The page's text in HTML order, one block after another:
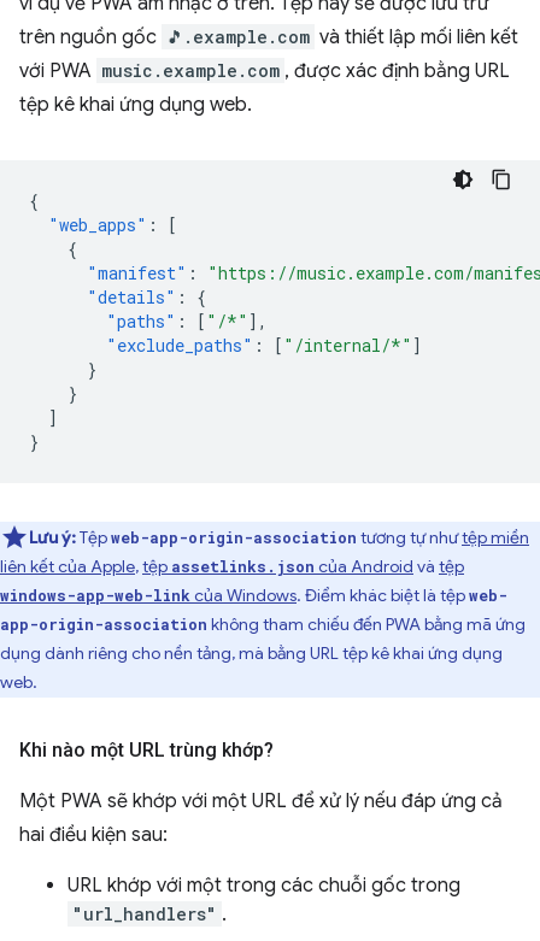
trên nguồn gốc 🎵.example.com và thiết lập mối liên kết
với PWA music.example.com , được xác định bằng URL
tệp kê khai ứng dụng web.
{
"web_apps" :
[
{
"manifest" :
"https://music.example.com/
"details" :
{
"paths" : [ "/*" ],
"exclude_paths" : [ "/internal/*" ]
}
}
]
}
Lưu ý:Tệpweb-app-origin-association tương tự nhưtệp miền
liên kết của Apple,tệp assetlinks.json của Android và tệp
windows-app-web-link của Windows. Điểm khác biệt là tệpweb-
app-origin-association không tham chiếu đến PWA bằng mã ứng
dụng dành riêng cho nền tảng, mà bằng URL tệp kê khai ứng dụng
web.
Khi nào một URL trùng khớp?
Một PWA sẽ khớp với một URL để xử lý nếu đáp ứng cả
hai điều kiện sau:
URL khớp với một trong các chuỗi gốc trong
"url_handlers" .